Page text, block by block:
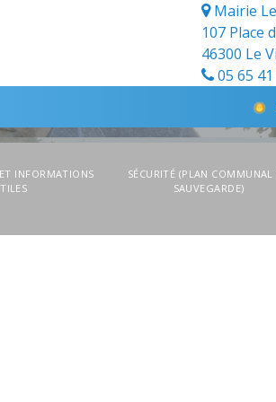
Mairie
107 Place
46300 Le
05 65
INFORMATIONS
SÉCURITÉ (PLAN COMMUNAL
SAUVEGARDE)